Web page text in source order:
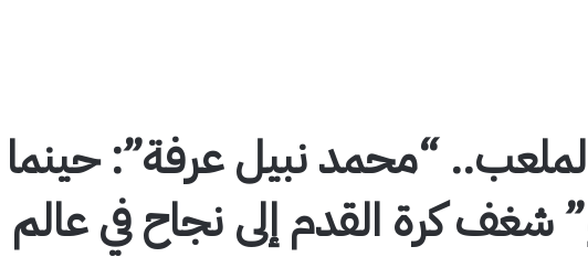
“محمد نبيل عرفة”: حينما
شغف كرة القدم إلى نجاح في عالم